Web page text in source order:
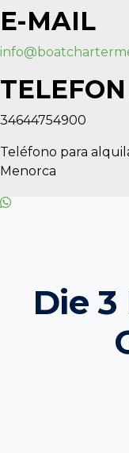
E-MAIL
34644754900
Teléfono para
Menorca
Die